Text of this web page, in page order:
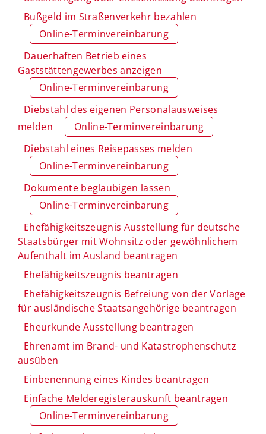
Bußgeld im Straßenverkehr bezahlen
Online-Terminvereinbarung
Dauerhaften Betrieb eines
Gaststättengewerbes anzeigen
Online-Terminvereinbarung
Diebstahl des eigenen Personalausweises
melden
Online-Terminvereinbarung
Diebstahl eines Reisepasses melden
Online-Terminvereinbarung
Dokumente beglaubigen lassen
Online-Terminvereinbarung
Ehefähigkeitszeugnis Ausstellung für deutsche
Staatsbürger mit Wohnsitz oder gewöhnlichem
Aufenthalt im Ausland beantragen
Ehefähigkeitszeugnis beantragen
Ehefähigkeitszeugnis Befreiung von der Vorlage
für ausländische Staatsangehörige beantragen
Eheurkunde Ausstellung beantragen
Ehrenamt im Brand- und Katastrophenschutz
ausüben
Einbenennung eines Kindes beantragen
Einfache Melderegisterauskunft beantragen
Online-Terminvereinbarung